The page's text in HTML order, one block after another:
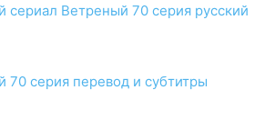
сериал Ветреный 70 серия русский
70 серия перевод и субтитры